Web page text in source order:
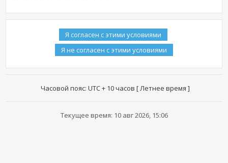
Часовой пояс: UTC + 10 часов [ Летнее время ]
Текущее время: 10 авг 2026, 15:06